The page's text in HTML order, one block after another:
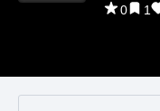
0 1